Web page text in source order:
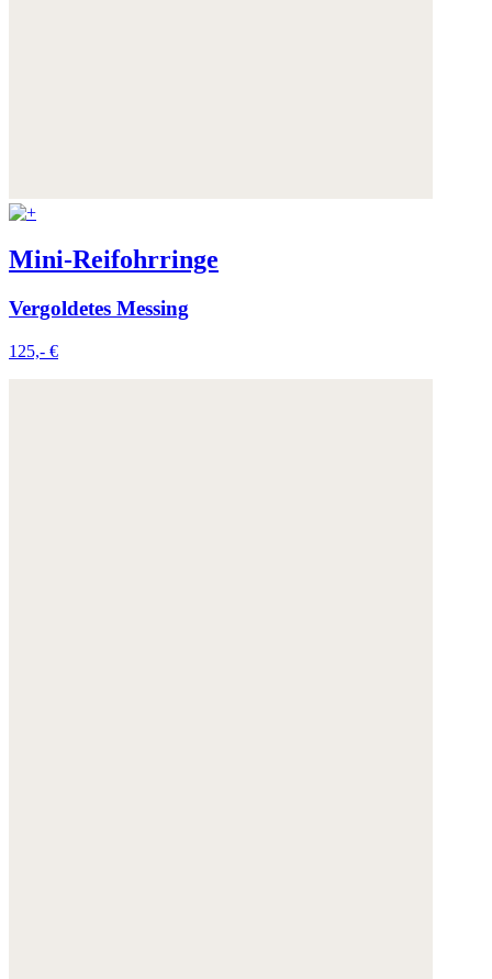
Mini-Reifohrringe
Vergoldetes Messing
125,- €